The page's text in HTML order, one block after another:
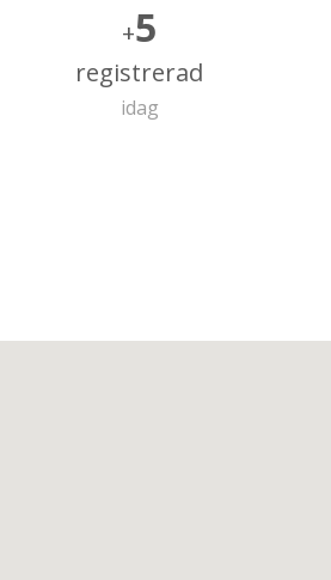
+5
registrerad
idag